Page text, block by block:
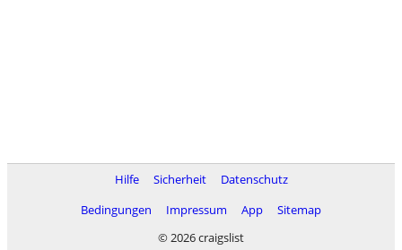
Hilfe Sicherheit
Datenschutz
Bedingungen
Impressum App
Sitemap
© 2026 craigslist